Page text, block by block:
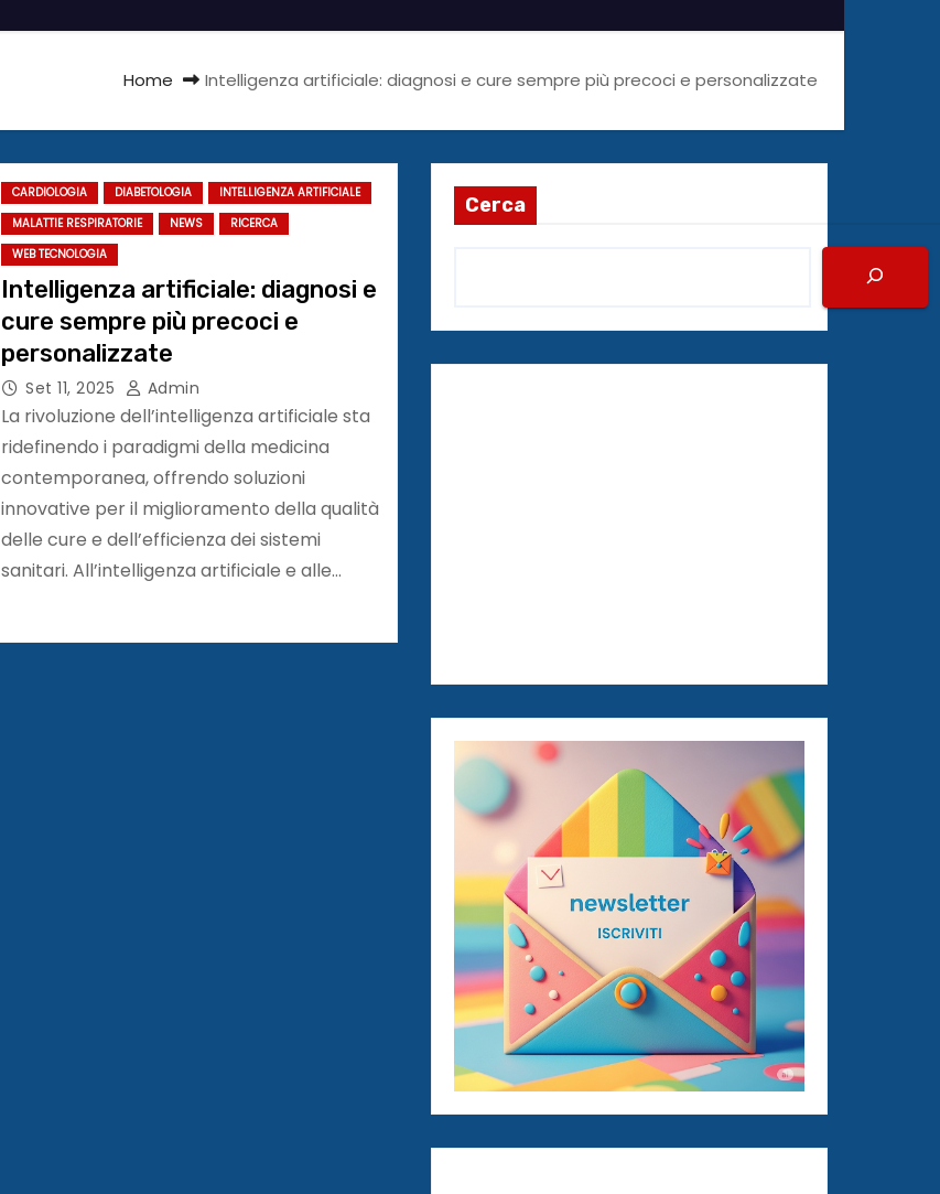
Home Intelligenza artificiale: diagnosi e cure sempre più precoci e personalizzate
CARDIOLOGIA DIABETOLOGIA
INTELLIGENZA ARTIFICIALE
MALATTIE RESPIRATORIE
NEWS
RICERCA
WEB TECNOLOGIA
Intelligenza artificiale: diagnosi e
cure sempre più precoci e
personalizzate
Set 11, 2025 Admin
La rivoluzione dell’intelligenza artificiale sta
ridefinendo i paradigmi della medicina
contemporanea, offrendo soluzioni
innovative per il miglioramento della qualità
delle cure e dell’efficienza dei sistemi
sanitari. All’intelligenza artificiale e alle…
Cerca